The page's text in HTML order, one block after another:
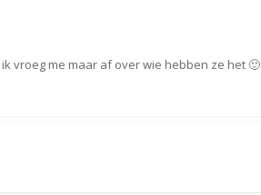
vroeg me maar af over wie hebben ze het 🙂